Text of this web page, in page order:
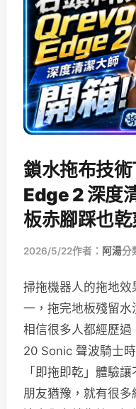
鎖水拖布技
Edge 2 深度
板赤腳踩也乾
2026/5/22作者： 阿湯分
掃拖機器人的拖地
一，拖完地板殘留水
相信很多人都經歷
20 Sonic 聲波騎士
「即拖即乾」體驗
朋友猶豫，就有很多